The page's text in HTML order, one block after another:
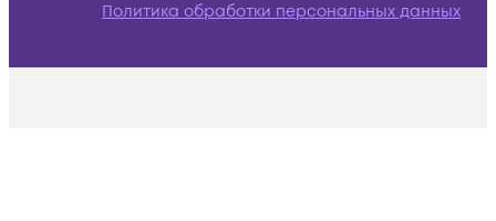
Политика обработки персональных данных